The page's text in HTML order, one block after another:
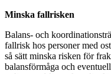
Minska fallrisken
Balans- och
fallrisk hos personer med
så sätt minska risken för
balansförmåga och